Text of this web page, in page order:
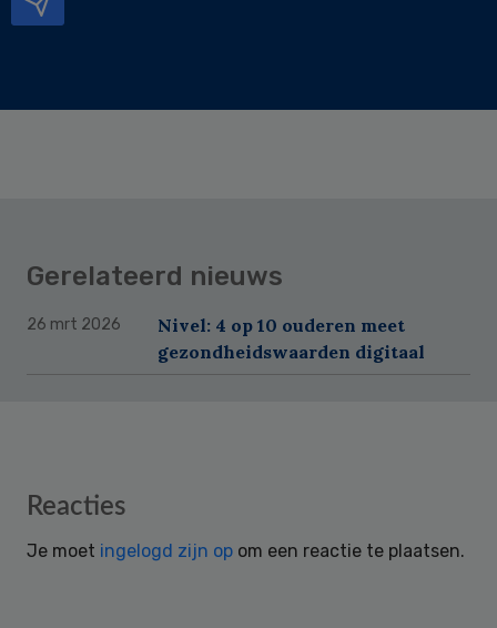
Gerelateerd nieuws
26 mrt 2026
Nivel: 4 op 10 ouderen meet
gezondheidswaarden digitaal
Reader
Reacties
Je moet ingelogd zijn op om een reactie te plaatsen.